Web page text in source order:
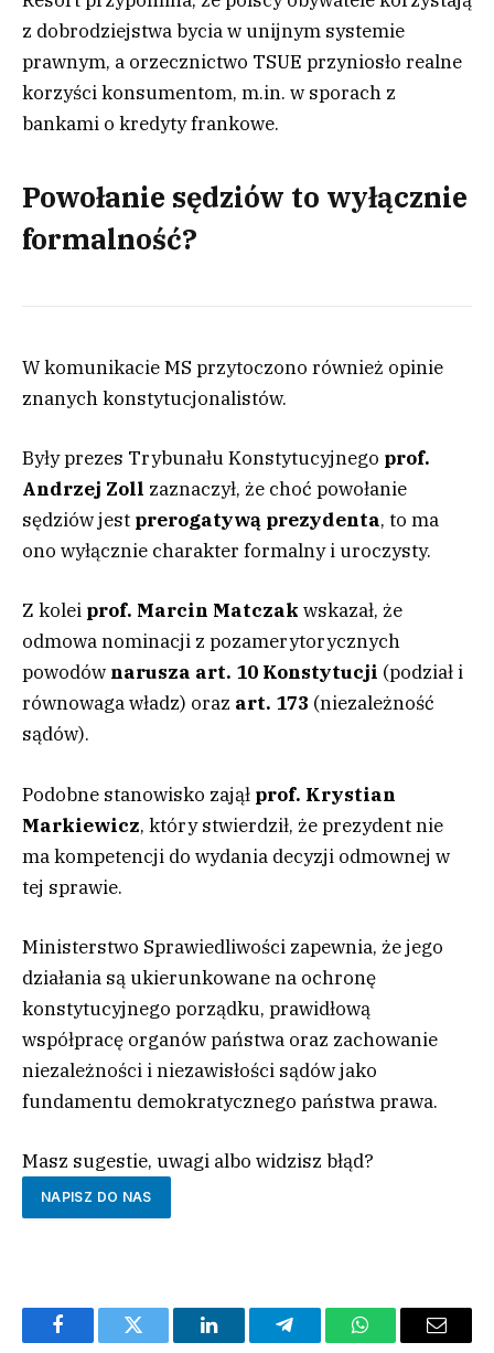
z dobrodziejstwa bycia w unijnym systemie
prawnym, a orzecznictwo TSUE przyniosło realne
korzyści konsumentom, m.in. w sporach z
bankami o kredyty frankowe.
Powołanie sędziów to wyłącznie
formalność?
W komunikacie MS przytoczono również opinie
znanych konstytucjonalistów.
Były prezes Trybunału Konstytucyjnego prof.
Andrzej Zoll zaznaczył, że choć powołanie
sędziów jest prerogatywą prezydenta, to ma
ono wyłącznie charakter formalny i uroczysty.
Z kolei prof. Marcin Matczak wskazał, że
odmowa nominacji z pozamerytorycznych
powodów narusza art. 10 Konstytucji (podział i
równowaga władz) oraz art. 173 (niezależność
sądów).
Podobne stanowisko zajął prof. Krystian
Markiewicz, który stwierdził, że prezydent nie
ma kompetencji do wydania decyzji odmownej w
tej sprawie.
Ministerstwo Sprawiedliwości zapewnia, że jego
działania są ukierunkowane na ochronę
konstytucyjnego porządku, prawidłową
współpracę organów państwa oraz zachowanie
niezależności i niezawisłości sądów jako
fundamentu demokratycznego państwa prawa.
Masz sugestie, uwagi albo widzisz błąd?
NAPISZ DO NAS
FacebookTwitter LinkedInTelegramWhatsAppEmail